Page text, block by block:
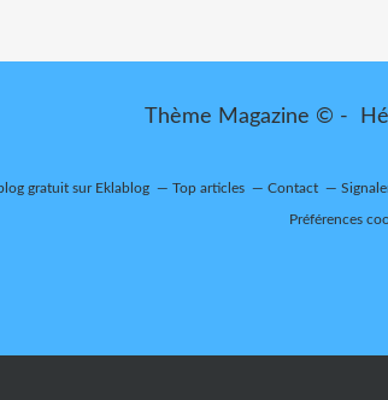
Thème Magazine © -
gratuit sur Eklablog Top articles Contact
Préférences